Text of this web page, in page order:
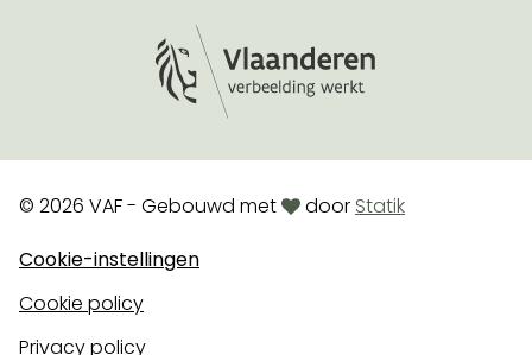
© 2026 VAF - Gebouwd metlovedoor Statik
Cookie-instellingen
Cookie policy
Privacy policy